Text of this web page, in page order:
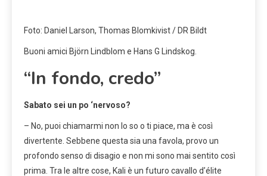
Foto: Daniel Larson, Thomas Blomkivist / DR Bildt
Buoni amici Björn Lindblom e Hans G Lindskog.
“In fondo, credo”
Sabato sei un po ‘nervoso?
– No, puoi chiamarmi non lo so o ti piace, ma è così
divertente. Sebbene questa sia una favola, provo un
profondo senso di disagio e non mi sono mai sentito così
prima. Tra le altre cose, Kali è un futuro cavallo d’élite